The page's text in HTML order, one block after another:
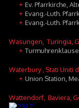
+ Ev. Pfarrkirche,
+ Evang.-Luth.
+ Evang.-Luth.
Wasungen , Turingia,
+
Waterbury, Stati Uniti
+ Union Station,
Wattendorf , Baviera,